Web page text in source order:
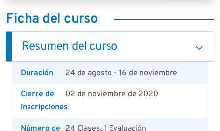
Ficha del curso
Resumen del curso
Duración 24 de agosto - 16 de noviembre
Cierre de
inscripciones
02 de noviembre de 2020
Número de 24 Clases, 1 Evaluación